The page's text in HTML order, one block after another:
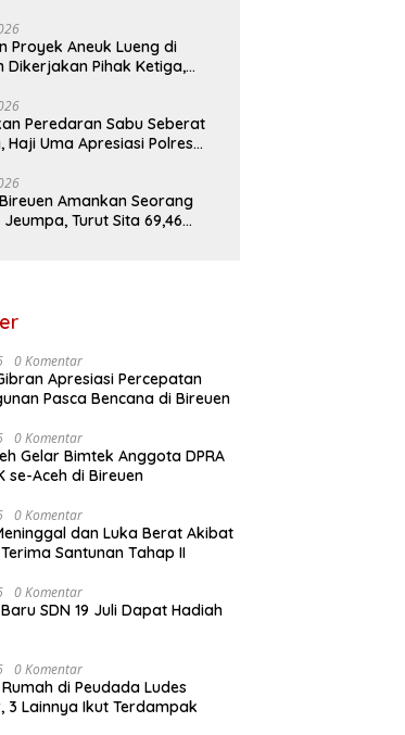
Proyek Aneuk Lueng di
Dikerjakan Pihak Ketiga,
Peredaran Sabu Seberat
Haji Uma Apresiasi Polres
Amankan Seorang
Turut Sita 69,46
0 Komentar
Apresiasi Percepatan
Pasca Bencana di Bireuen
0 Komentar
Gelar Bimtek Anggota DPRA
se-Aceh di Bireuen
0 Komentar
dan Luka Berat Akibat
Santunan Tahap II
0 Komentar
SDN 19 Juli Dapat Hadiah
0 Komentar
di Peudada Ludes
3 Lainnya Ikut Terdampak